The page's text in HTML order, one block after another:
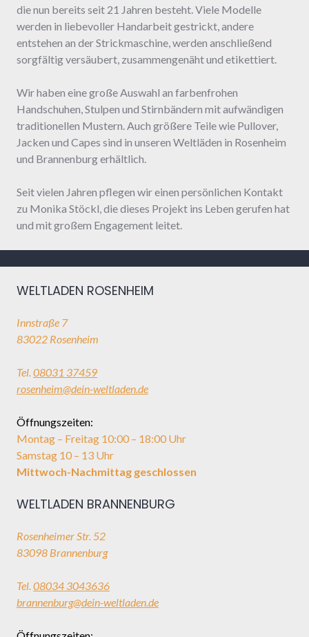
die nun bereits seit 21 Jahren besteht. Viele Modelle
werden in liebevoller Handarbeit gestrickt, andere
entstehen an der Strickmaschine, werden anschließend
sorgfältig versäubert, zusammengenäht und etikettiert.
Wir haben eine große Auswahl an farbenfrohen
Handschuhen, Stulpen und Stirnbändern mit aufwändigen
traditionellen Mustern. Auch größere Teile wie Pullover,
Jacken und Capes sind in unseren Weltläden in Rosenheim
und Brannenburg erhältlich.
Seit vielen Jahren pflegen wir einen persönlichen Kontakt
zu Monika Stöckl, die dieses Projekt ins Leben gerufen hat
und mit großem Engagement leitet.
WELTLADEN ROSENHEIM
Innstraße 7
83022 Rosenheim
Tel. 08031 37459
rosenheim@dein-weltladen.de
Öffnungszeiten:
Montag – Freitag 10:00 – 18:00 Uhr
Samstag 10 – 13 Uhr
Mittwoch-Nachmittag geschlossen
WELTLADEN BRANNENBURG
Rosenheimer Str. 52
83098 Brannenburg
Tel. 08034 3043636
brannenburg@dein-weltladen.de